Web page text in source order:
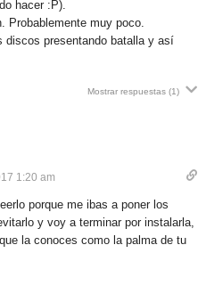
hacer :P).
Probablemente muy poco.
discos presentando batalla y así
Mostrar respuestas (1)
1:20 am
porque me ibas a poner los
y voy a terminar por instalarla,
la conoces como la palma de tu